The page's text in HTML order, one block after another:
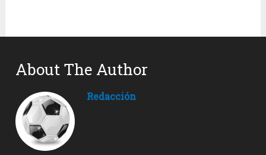
About The Author
Redacción